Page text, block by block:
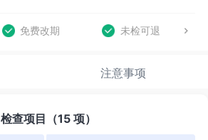
免费改期 未检可退
注意事项
检查项目（15 项）